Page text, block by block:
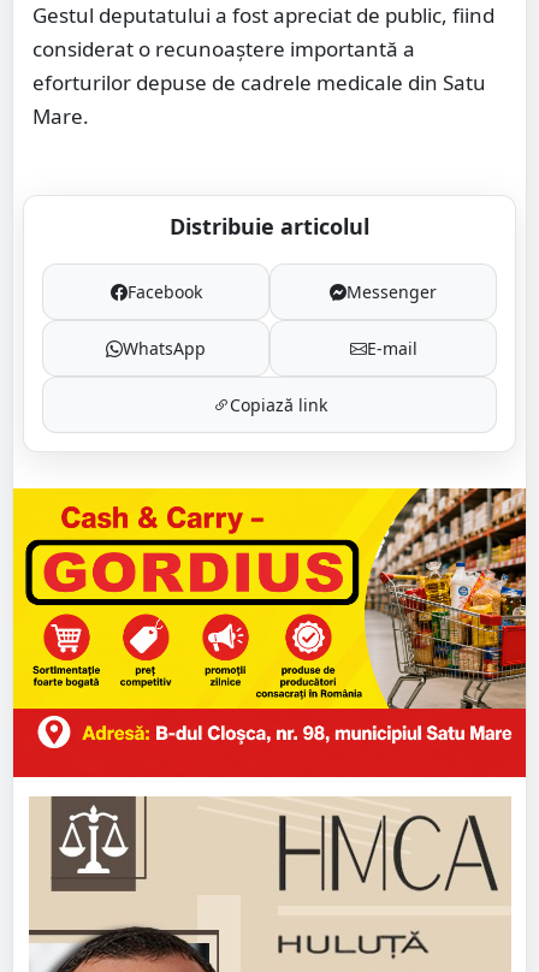
Gestul deputatului a fost apreciat de public, fiind
considerat o recunoaștere importantă a
eforturilor depuse de cadrele medicale din Satu
Mare.
Distribuie articolul
Facebook Messenger
WhatsApp E-mail
Copiază link